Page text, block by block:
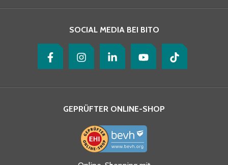
Ja, ich habe die
SOCIAL MEDIA BEI BITO
GEPRÜFTER ONLINE-SHOP